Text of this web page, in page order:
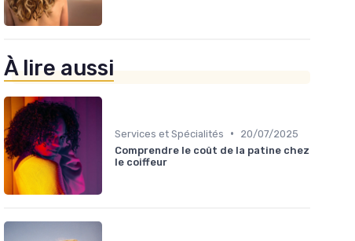
À lire aussi
Services et Spécialités •
20/07/2025
Comprendre le coût de la patine chez
le coiffeur